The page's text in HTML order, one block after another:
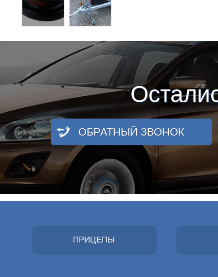
ОБРАТНЫЙ ЗВОНОК
ПРИЦЕПЫ